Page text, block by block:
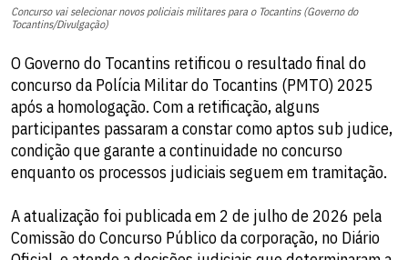
Concurso vai selecionar novos policiais militares para o Tocantins (Governo do
Tocantins/Divulgação)
O Governo do Tocantins retificou o resultado final do
concurso da Polícia Militar do Tocantins (PMTO) 2025
após a homologação. Com a retificação, alguns
participantes passaram a constar como aptos sub judice,
condição que garante a continuidade no concurso
enquanto os processos judiciais seguem em tramitação.
A atualização foi publicada em 2 de julho de 2026 pela
Comissão do Concurso Público da corporação, no Diário